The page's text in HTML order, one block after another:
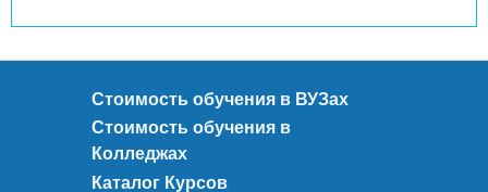
Стоимость обучения в ВУЗах
Стоимость обучения в
Колледжах
Каталог Курсов